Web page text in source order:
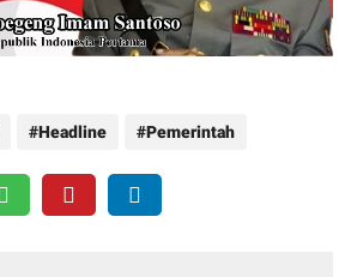
Headline Pemerintah